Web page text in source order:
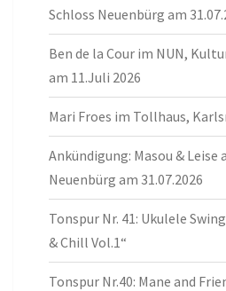
Schloss Neuenbürg am
Ben de la Cour im NUN,
am 11.Juli 2026
Mari Froes im Tollhaus,
Ankündigung: Masou & Leise
Neuenbürg am 31.07.2026
Tonspur Nr. 41: Ukulele
& Chill Vol.1“
Tonspur Nr.40: Mane and